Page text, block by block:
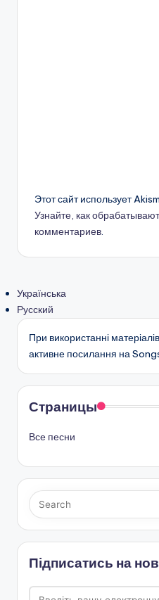
Этот сайт использует
Узнайте, как
комментариев.
Українська
Русский
При використанні
активне посилання на
Страницы
Все песни
Підписатись на
Введіть